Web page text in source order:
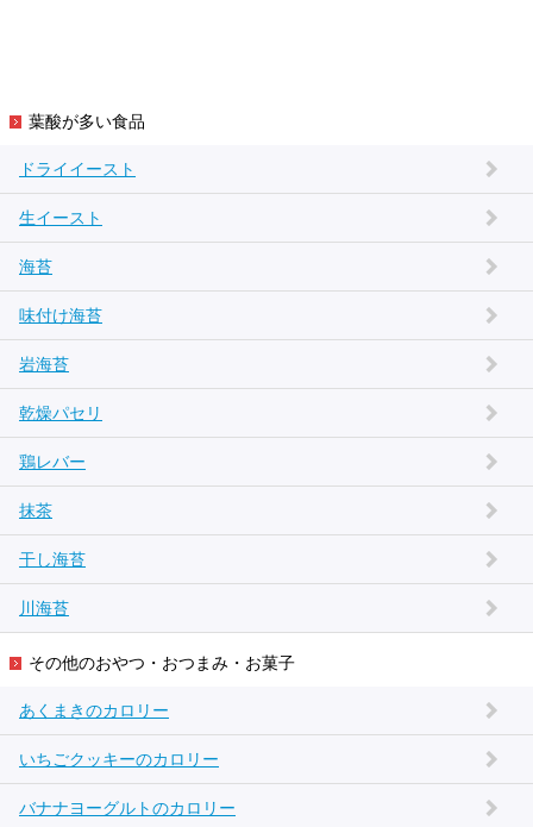
葉酸が多い食品
ドライイースト
生イースト
海苔
味付け海苔
岩海苔
乾燥パセリ
鶏レバー
抹茶
干し海苔
川海苔
その他のおやつ・おつまみ・お菓子
あくまきのカロリー
いちごクッキーのカロリー
バナナヨーグルトのカロリー